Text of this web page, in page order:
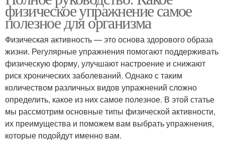
физическое упражнение самое
полезное для организма
Физическая активность — это основа здорового образа
жизни. Регулярные упражнения помогают поддерживать
физическую форму, улучшают настроение и снижают
риск хронических заболеваний. Однако с таким
количеством различных видов упражнений сложно
определить, какое из них самое полезное. В этой статье
мы рассмотрим основные типы физической активности,
их преимущества и поможем вам выбрать упражнения,
которые подойдут именно вам.